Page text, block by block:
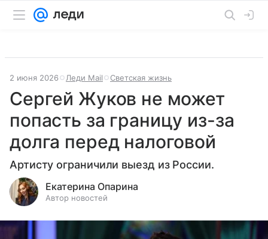
2 июня 2026 Леди Mail Светская жизнь
Сергей Жуков не может
попасть за границу из-за
долга перед налоговой
Артисту ограничили выезд из России.
Екатерина Опарина
Автор новостей